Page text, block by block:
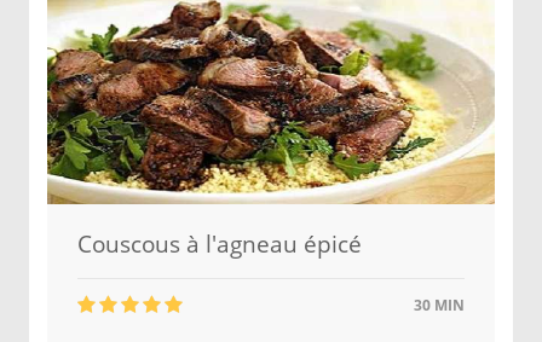
Couscous à l'agneau épicé
30 MIN